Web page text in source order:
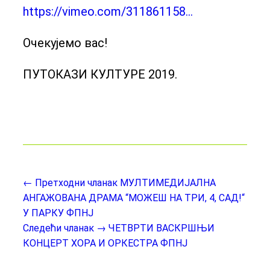
https://vimeo.com/311861158…
Очекујемо вас!
ПУТОКАЗИ КУЛТУРЕ 2019.
← Претходни чланак МУЛТИМЕДИЈАЛНА
АНГАЖОВАНА ДРАМА “МОЖЕШ НА ТРИ, 4, САД!“
У ПАРКУ ФПНЈ
Следећи чланак → ЧЕТВРТИ ВАСКРШЊИ
КОНЦЕРТ ХОРА И ОРКЕСТРА ФПНЈ